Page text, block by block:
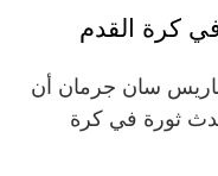
كرة القدم
سان جرمان أن
ثورة في كرة